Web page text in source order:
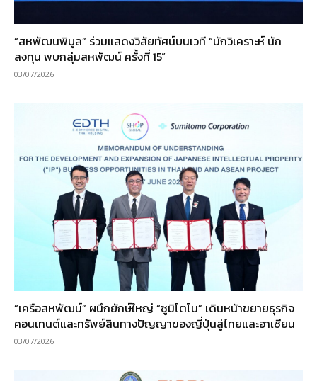
“สหพัฒนพิบูล” ร่วมแสดงวิสัยทัศน์บนเวที “นักวิเคราะห์ นัก
ลงทุน พบกลุ่มสหพัฒน์ ครั้งที่ 15”
03/07/2026
“เครือสหพัฒน์” ผนึกยักษ์ใหญ่ “ซูมิโตโม” เดินหน้าขยายธุรกิจ
คอนเทนต์และทรัพย์สินทางปัญญาของญี่ปุ่นสู่ไทยและอาเซียน
03/07/2026